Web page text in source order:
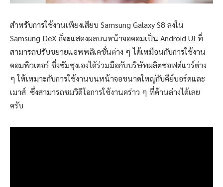
สำหรับการใช้งานเพียงเสียบ Samsung Galaxy S8 ลงใน
Samsung DeX ก็จะแสดงผลบนหน้าจอคอมเป็น Android UI ที่
สามารถปรับขยายแอพพลิเคชั่นต่าง ๆ ได้เหมือนกับการใช้งาน
คอมพิวเตอร์ ซึ่งซัมซุงเองได้ร่วมมือกับบริษัทผลิตซอฟต์แวร์ต่าง
ๆ ให้เหมาะกับการใช้งานบนหน้าจอขนาดใหญ่กับคีย์บอร์ดและ
เมาส์ ซึ่งสามารถชมวิดีโอการใช้งานคร่าว ๆ ที่ด้านล่างได้เลย
ครับ